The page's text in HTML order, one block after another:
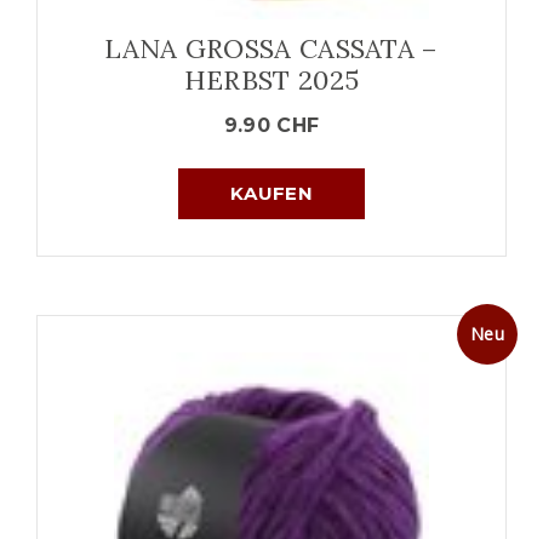
LANA GROSSA CASSATA –
HERBST 2025
9.90 CHF
KAUFEN
Neu